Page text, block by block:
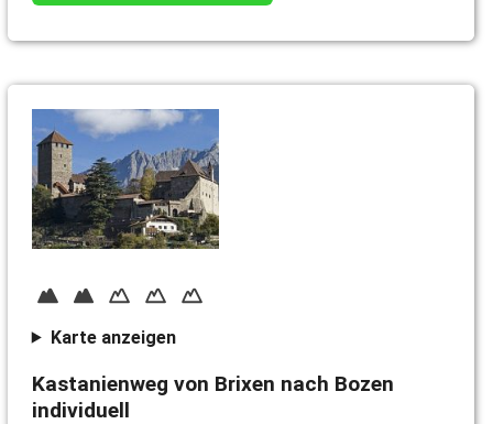
Karte anzeigen
Kastanienweg von Brixen nach Bozen
individuell